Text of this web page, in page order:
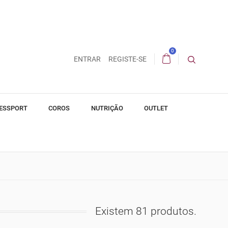
ENTRAR REGISTE-SE
0
COROS NUTRIÇÃO OUTLET
Existem 81 produtos.